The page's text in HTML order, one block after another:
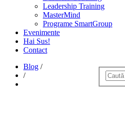
Leadership Training
MasterMind
Programe SmartGroup
Evenimente
Hai Sus!
Contact
Blog /
/